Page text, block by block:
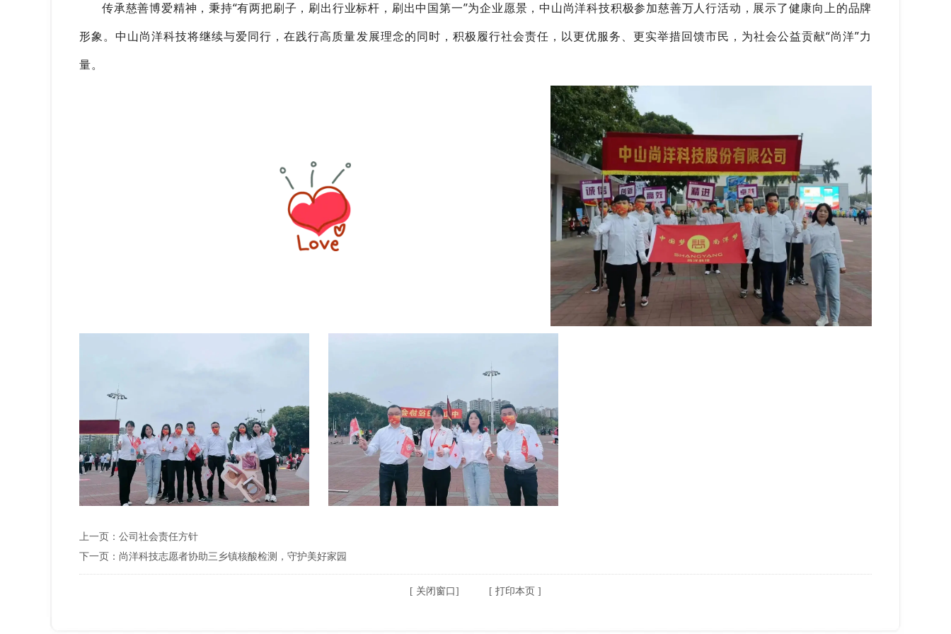
传承慈善博爱精神，秉持“有两把刷子，刷出行业标杆， 刷出中国第一”为企业愿景，中山尚洋科技积极参加慈善万人行活动，展示了健康向上的品牌
形象。中山尚洋科技将继续与爱同行，在践行高质量发展理念的同时，积极履行社会责任，以更优服务、更实举措回馈市民，为社会公益贡献“尚洋”力
量。
上一页： 公司社会责任方针
下一页： 尚洋科技志愿者协助三乡镇核酸检测，守护美好家园
[ 关闭窗口 ] [ 打印本页 ]